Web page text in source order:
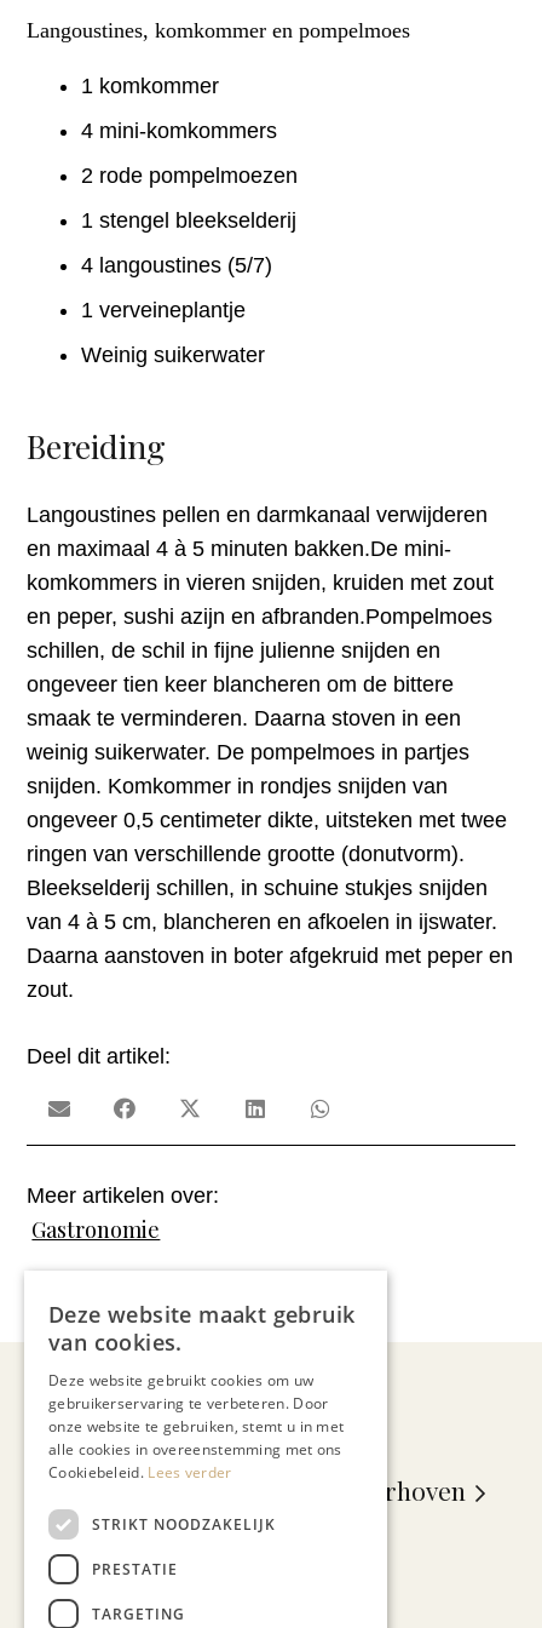
Langoustines, komkommer en pompelmoes
1 komkommer
4 mini-komkommers
2 rode pompelmoezen
1 stengel bleekselderij
4 langoustines (5/7)
1 verveineplantje
Weinig suikerwater
Bereiding
Langoustines pellen en darmkanaal verwijderen
en maximaal 4 à 5 minuten bakken.De mini-
komkommers in vieren snijden, kruiden met zout
en peper, sushi azijn en afbranden.Pompelmoes
schillen, de schil in fijne julienne snijden en
ongeveer tien keer blancheren om de bittere
smaak te verminderen. Daarna stoven in een
weinig suikerwater. De pompelmoes in partjes
snijden. Komkommer in rondjes snijden van
ongeveer 0,5 centimeter dikte, uitsteken met twee
ringen van verschillende grootte (donutvorm).
Bleekselderij schillen, in schuine stukjes snijden
van 4 à 5 cm, blancheren en afkoelen in ijswater.
Daarna aanstoven in boter afgekruid met peper en
zout.
Deel dit artikel:
Meer artikelen over:
Gastronomie
Maarten van Laarhoven
Deze website maakt gebruik
van cookies.
Deze website gebruikt cookies om uw
gebruikerservaring te verbeteren. Door
onze website te gebruiken, stemt u in met
alle cookies in overeenstemming met ons
Cookiebeleid. Lees verder
STRIKT NOODZAKELIJK
PRESTATIE
TARGETING